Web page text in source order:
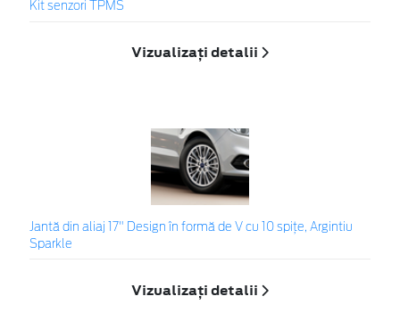
Kit senzori TPMS
Vizualizați detalii
Jantă din aliaj 17" Design în formă de V cu 10 spiţe, Argintiu
Sparkle
Vizualizați detalii